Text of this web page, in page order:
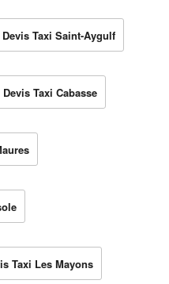
Devis Taxi Saint-Aygulf
Devis Taxi Cabasse
Taxi Les Mayons